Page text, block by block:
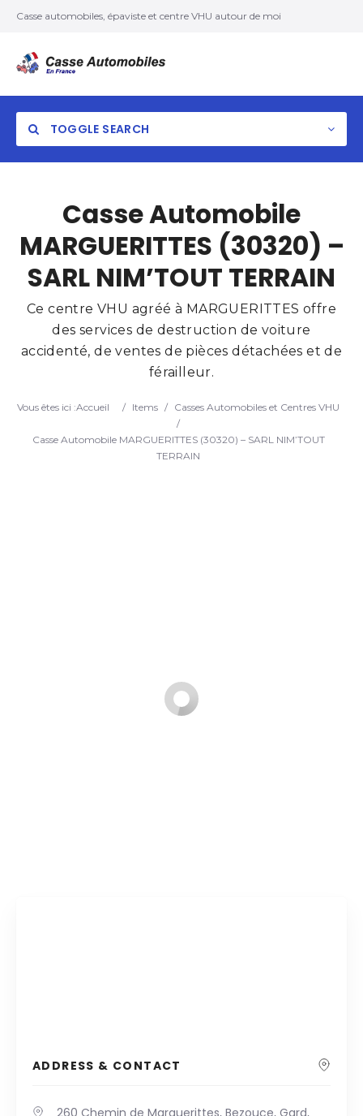
Casse automobiles, épaviste et centre VHU autour de moi
TOGGLE SEARCH
Casse Automobile
MARGUERITTES (30320) –
SARL NIM’TOUT TERRAIN
Ce centre VHU agréé à MARGUERITTES offre
des services de destruction de voiture
accidenté, de ventes de pièces détachées et de
férailleur.
Vous êtes ici :Accueil / Items / Casses Automobiles et Centres VHU
/
Casse Automobile MARGUERITTES (30320) – SARL NIM’TOUT
TERRAIN
ADDRESS & CONTACT
260 Chemin de Marguerittes, Bezouce, Gard,